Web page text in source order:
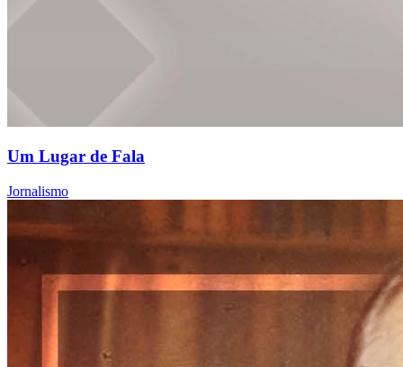
Um Lugar de Fala
Jornalismo